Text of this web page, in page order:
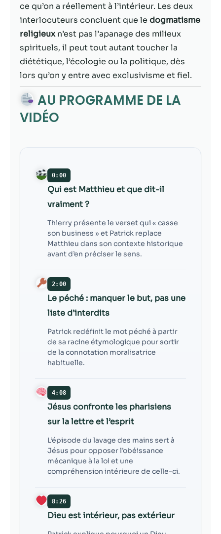
ce qu’on a réellement à l’intérieur. Les deux
interlocuteurs concluent que le dogmatisme
religieuxn’est pas l’apanage des milieux
spirituels, il peut tout autant toucher la
diététique, l’écologie ou la politique, dès
lors qu’on y entre avec exclusivisme et fiel.
AU PROGRAMME DE LA
VIDÉO
0:00
Qui est Matthieu et que dit-il
vraiment ?
Thierry présente le verset qui « casse
son business » et Patrick replace
Matthieu dans son contexte historique
avant d’en préciser le sens.
2:00
Le péché : manquer le but, pas une
liste d’interdits
Patrick redéfinit le mot péché à partir
de sa racine étymologique pour sortir
de la connotation moralisatrice
habituelle.
4:08
Jésus confronte les pharisiens
sur la lettre et l’esprit
L’épisode du lavage des mains sert à
Jésus pour opposer l’obéissance
mécanique à la loi et une
compréhension intérieure de celle-ci.
8:26
Dieu est intérieur, pas extérieur
votre
comportement
lorsque vous
visitez notre
site, vous
augmentez les
chances de
offres